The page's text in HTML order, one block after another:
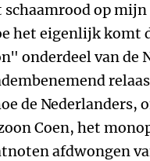
schaamrood op
het eigenlijk komt
onderdeel van de
de Nederlanders,
Coen, het
afdwongen